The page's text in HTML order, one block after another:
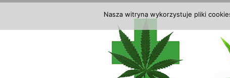
Nasza witryna wykorzystuje pliki